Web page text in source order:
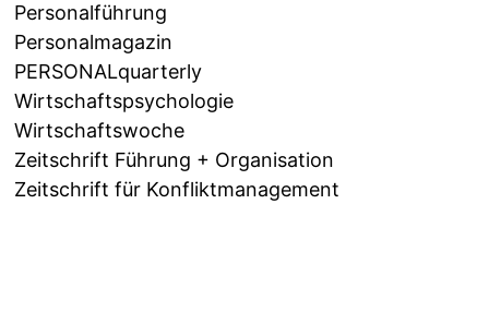
Personalführung
Personalmagazin
PERSONALquarterly
Wirtschaftspsychologie
Wirtschaftswoche
Zeitschrift Führung + Organisation
Zeitschrift für Konfliktmanagement